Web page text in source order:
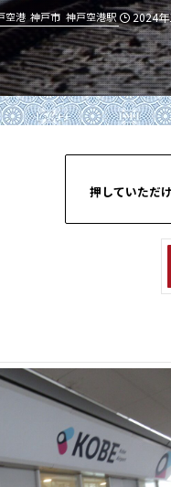
空港 神戸市 神戸空港駅 2024
押していただ